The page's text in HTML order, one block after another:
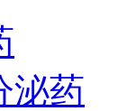
泌药